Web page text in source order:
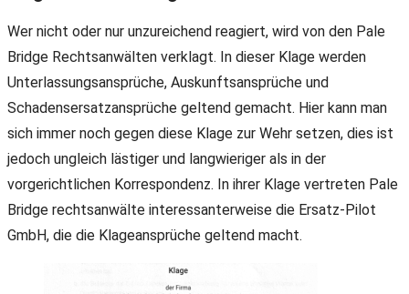
Wer nicht oder nur unzureichend reagiert, wird von den Pale
Bridge Rechtsanwälten verklagt. In dieser Klage werden
Unterlassungsansprüche, Auskunftsansprüche und
Schadensersatzansprüche geltend gemacht. Hier kann man
sich immer noch gegen diese Klage zur Wehr setzen, dies ist
jedoch ungleich lästiger und langwieriger als in der
vorgerichtlichen Korrespondenz. In ihrer Klage vertreten Pale
Bridge rechtsanwälte interessanterweise die Ersatz-Pilot
GmbH, die die Klageansprüche geltend macht.